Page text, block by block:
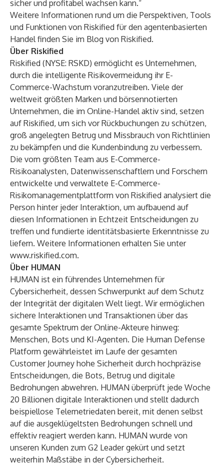
sicher und profitabel wachsen kann.“
Weitere Informationen rund um die Perspektiven, Tools
und Funktionen von Riskified für den agentenbasierten
Handel finden Sie im Blog von Riskified.
Über Riskified
Riskified (NYSE: RSKD) ermöglicht es Unternehmen,
durch die intelligente Risikovermeidung ihr E-
Commerce-Wachstum voranzutreiben. Viele der
weltweit größten Marken und börsennotierten
Unternehmen, die im Online-Handel aktiv sind, setzen
auf Riskified, um sich vor Rückbuchungen zu schützen,
groß angelegten Betrug und Missbrauch von Richtlinien
zu bekämpfen und die Kundenbindung zu verbessern.
Die vom größten Team aus E-Commerce-
Risikoanalysten, Datenwissenschaftlern und Forschern
entwickelte und verwaltete E-Commerce-
Risikomanagementplattform von Riskified analysiert die
Person hinter jeder Interaktion, um aufbauend auf
diesen Informationen in Echtzeit Entscheidungen zu
treffen und fundierte identitätsbasierte Erkenntnisse zu
liefern. Weitere Informationen erhalten Sie unter
www.riskified.com.
Über HUMAN
HUMAN ist ein führendes Unternehmen für
Cybersicherheit, dessen Schwerpunkt auf dem Schutz
der Integrität der digitalen Welt liegt. Wir ermöglichen
sichere Interaktionen und Transaktionen über das
gesamte Spektrum der Online-Akteure hinweg:
Menschen, Bots und KI-Agenten. Die Human Defense
Platform gewährleistet im Laufe der gesamten
Customer Journey hohe Sicherheit durch hochpräzise
Entscheidungen, die Bots, Betrug und digitale
Bedrohungen abwehren. HUMAN überprüft jede Woche
20 Billionen digitale Interaktionen und stellt dadurch
beispiellose Telemetriedaten bereit, mit denen selbst
auf die ausgeklügeltsten Bedrohungen schnell und
effektiv reagiert werden kann. HUMAN wurde von
unseren Kunden zum G2 Leader gekürt und setzt
weiterhin Maßstäbe in der Cybersicherheit.